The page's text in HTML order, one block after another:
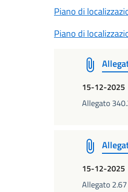
Piano di
Piano di
15-12-2025
Allegato
15-12-2025
Allegato